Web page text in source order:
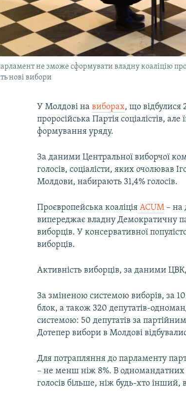
не зможе сформувати владну коаліцію
нові вибори
У Молдові навиборах, що відбулися
проросійська Партія соціалістів,
формування уряду.
За даними Центральної виборчої
голосів, соціалісти, яких очолював
Молдови, набирають 31,4% голосів.
Проєвропейська коаліція ACUM – на
випереджає владну Демократичну
виборців. У консервативної
виборців.
Активність виборців, за даними ЦВК,
За зміненою системою виборів, за
блок, а також 320 депутатів-
системою: 50 депутатів за
Дотепер вибори в Молдові
Для потрапляння до парламенту
– не менш ніж 8%. В одномандатних
голосів більше, ніж будь-хто інший,